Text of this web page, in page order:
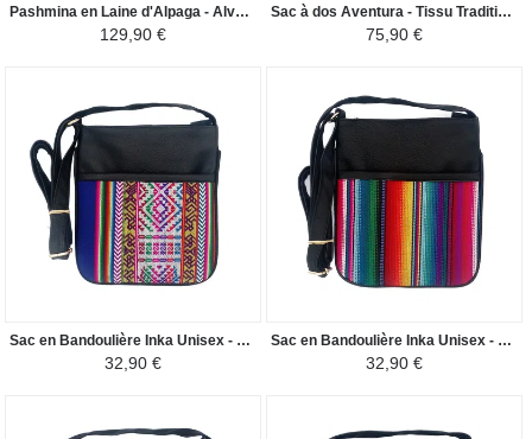
Pashmina en Laine d'Alpaga - Alvéole Homme Femme - Crème/Noir
129,90 €
Sac à dos Aventura - Tissu Traditionnel Canta Perú - Gris Foncé/Nuances Marron
75,90 €
Sac en Bandoulière Inka Unisex - Tissu Traditionnel Péruvien - Bleu Electrique / Coloré
32,90 €
Sac en Bandoulière Inka Unisex - Tissu Traditionnel Péruvien - Coloré Manu
32,90 €